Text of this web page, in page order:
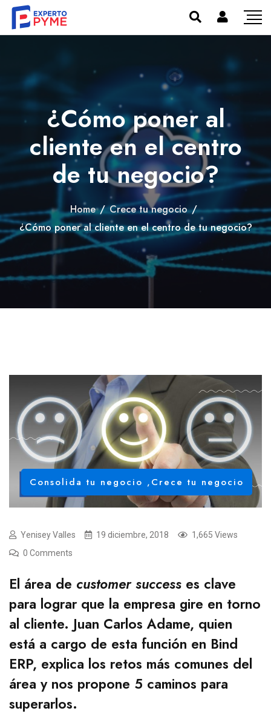
¿Cómo poner al
cliente en el centro
de tu negocio?
Home / Crece tu negocio /
¿Cómo poner al cliente en el centro de tu negocio?
Consolida tu negocio ,Crece tu negocio
Yenisey Valles 19 diciembre, 2018
1,665 Views
0 Comments
El área de customer success es clave
para lograr que la empresa gire en torno
al cliente. Juan Carlos Adame, quien
está a cargo de esta función en Bind
ERP, explica los retos más comunes del
área y nos propone 5 caminos para
superarlos.